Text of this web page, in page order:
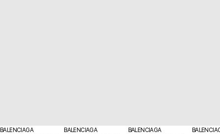
BALENCIAGA
BALENCIAGA
BALENCIAGA